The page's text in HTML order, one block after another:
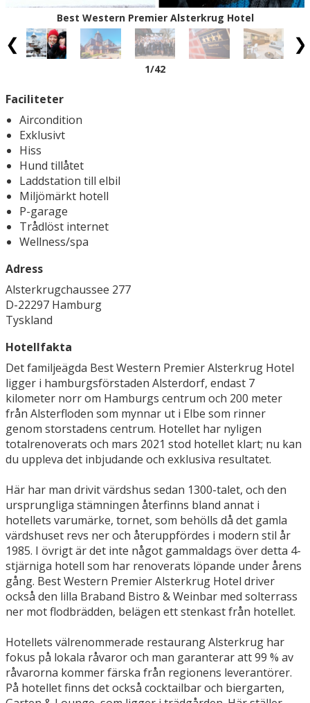
Best Western Premier Alsterkrug Hotel
1/42
Faciliteter
Aircondition
Exklusivt
Hiss
Hund tillåtet
Laddstation till elbil
Miljömärkt hotell
P-garage
Trådlöst internet
Wellness/spa
Adress
Alsterkrugchaussee 277
D-22297 Hamburg
Tyskland
Hotellfakta
Det familjeägda Best Western Premier Alsterkrug Hotel
ligger i hamburgsförstaden Alsterdorf, endast 7
kilometer norr om Hamburgs centrum och 200 meter
från Alsterfloden som mynnar ut i Elbe som rinner
genom storstadens centrum. Hotellet har nyligen
totalrenoverats och mars 2021 stod hotellet klart; nu kan
du uppleva det inbjudande och exklusiva resultatet.
Här har man drivit värdshus sedan 1300-talet, och den
ursprungliga stämningen återfinns bland annat i
hotellets varumärke, tornet, som behölls då det gamla
värdshuset revs ner och återuppfördes i modern stil år
1985. I övrigt är det inte något gammaldags över detta 4-
stjärniga hotell som har renoverats löpande under årens
gång. Best Western Premier Alsterkrug Hotel driver
också den lilla Braband Bistro & Weinbar med solterrass
ner mot flodbrädden, belägen ett stenkast från hotellet.
Hotellets välrenommerade restaurang Alsterkrug har
fokus på lokala råvaror och man garanterar att 99 % av
råvarorna kommer färska från regionens leverantörer.
På hotellet finns det också cocktailbar och biergarten,